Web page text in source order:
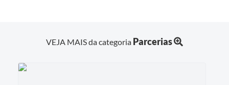
VEJA MAIS da categoria Parcerias